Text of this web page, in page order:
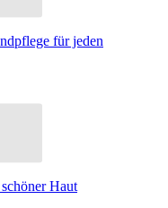
für jeden
Haut